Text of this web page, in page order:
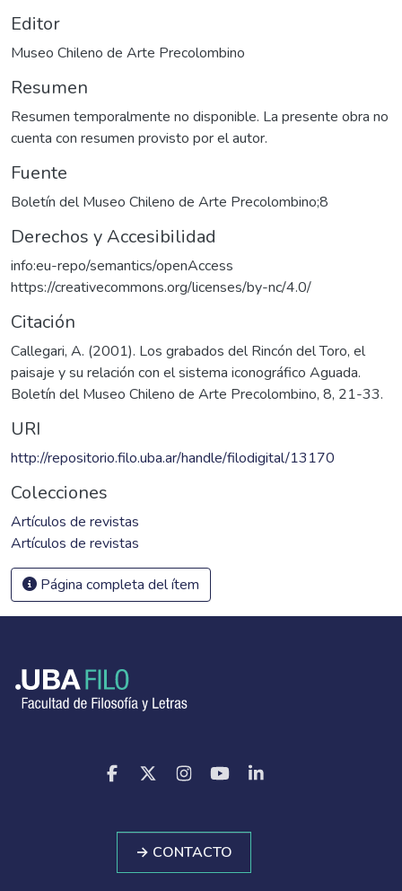
Editor
Museo Chileno de Arte Precolombino
Resumen
Resumen temporalmente no disponible. La presente obra no
cuenta con resumen provisto por el autor.
Fuente
Boletín del Museo Chileno de Arte Precolombino;8
Derechos y Accesibilidad
info:eu-repo/semantics/openAccess
https://creativecommons.org/licenses/by-nc/4.0/
Citación
Callegari, A. (2001). Los grabados del Rincón del Toro, el
paisaje y su relación con el sistema iconográfico Aguada.
Boletín del Museo Chileno de Arte Precolombino, 8, 21-33.
URI
http://repositorio.filo.uba.ar/handle/filodigital/13170
Colecciones
Artículos de revistas
Artículos de revistas
Página completa del ítem
→ CONTACTO